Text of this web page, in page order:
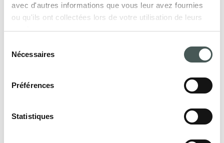
avec d'autres informations que vous leur avez fournies
ou qu'ils ont collectées lors de votre utilisation de leurs
services.
Nécessaires
Préférences
Statistiques
pour le secteur Contract et Résidentiel, et
meublez vos intérieurs avec style et
élégance.
PRODUITS